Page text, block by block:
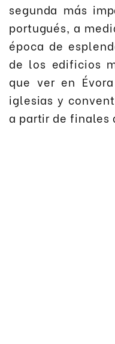
segunda más
portugués, a
época de
de los edificios
que ver en
iglesias y
a partir de finales